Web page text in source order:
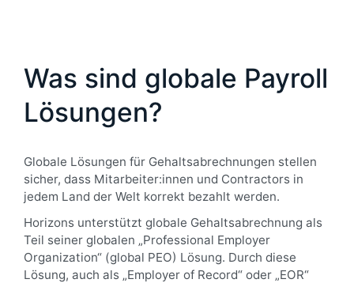
Was sind globale Payroll
Lösungen?
Globale Lösungen für Gehaltsabrechnungen stellen
sicher, dass Mitarbeiter:innen und Contractors in
jedem Land der Welt korrekt bezahlt werden.
Horizons unterstützt globale Gehaltsabrechnung als
Teil seiner globalen „Professional Employer
Organization“ (global PEO) Lösung. Durch diese
Lösung, auch als „Employer of Record“ oder „EOR“